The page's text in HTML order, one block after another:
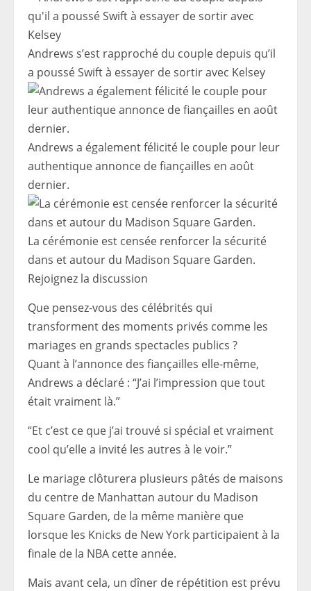
Andrews s’est rapproché du couple depuis qu’il
a poussé Swift à essayer de sortir avec Kelsey
Andrews a également félicité le couple pour leur
authentique annonce de fiançailles en août
dernier.
La cérémonie est censée renforcer la sécurité
dans et autour du Madison Square Garden.
Rejoignez la discussion
Que pensez-vous des célébrités qui
transforment des moments privés comme les
mariages en grands spectacles publics ?
Quant à l’annonce des fiançailles elle-même,
Andrews a déclaré : “J’ai l’impression que tout
était vraiment là.”
“Et c’est ce que j’ai trouvé si spécial et vraiment
cool qu’elle a invité les autres à le voir.”
Le mariage clôturera plusieurs pâtés de maisons
du centre de Manhattan autour du Madison
Square Garden, de la même manière que
lorsque les Knicks de New York participaient à la
finale de la NBA cette année.
Mais avant cela, un dîner de répétition est prévu